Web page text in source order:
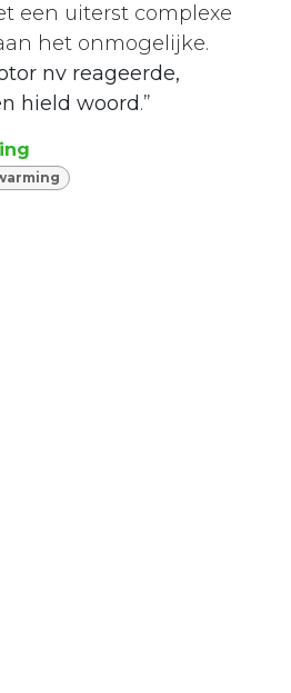
een uiterst complexe
het onmogelijke.
nv reageerde,
hield woord.”